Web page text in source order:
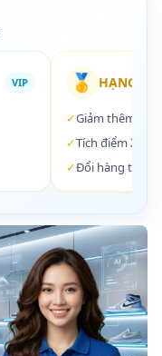
VIP 🥇 HẠNG
✓Giảm thêm
✓Tích điểm 3%
✓Đổi hàng trong